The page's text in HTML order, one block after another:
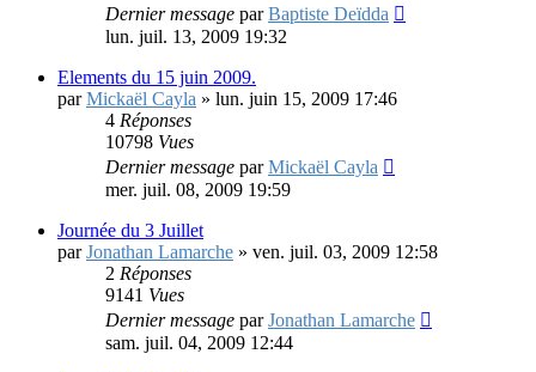
Dernier message parBaptiste Deïdda
lun. juil. 13, 2009 19:32
Elements du 15 juin 2009.
parMickaël Cayla » lun. juin 15, 2009 17:46
4 Réponses
10798 Vues
Dernier message parMickaël Cayla
mer. juil. 08, 2009 19:59
Journée du 3 Juillet
parJonathan Lamarche » ven. juil. 03, 2009 12:58
2 Réponses
9141 Vues
Dernier message parJonathan Lamarche
sam. juil. 04, 2009 12:44